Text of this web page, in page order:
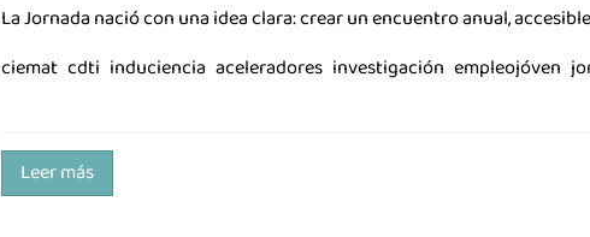
La Jornada nació con una idea clara: crear un encuentro anual,
ciemat cdti induciencia aceleradores investigación empleojóven
Leer más